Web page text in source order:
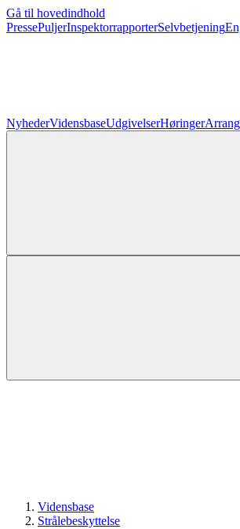
Gå til hovedindhold
PressePuljerInspektorrapporterSelvbetjening
NyhederVidensbaseUdgivelserHøringer
Vidensbase
Strålebeskyttelse